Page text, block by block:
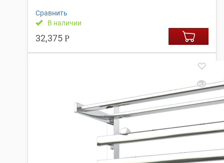
Сравнить
В наличии
32,375 Р